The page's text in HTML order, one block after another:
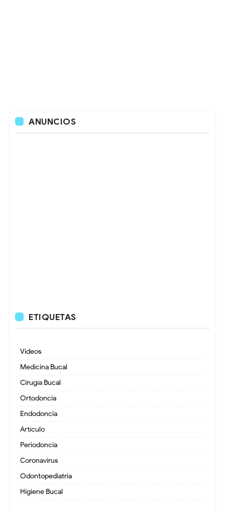
ANUNCIOS
ETIQUETAS
Videos
Medicina Bucal
Cirugía Bucal
Ortodoncia
Endodoncia
Artículo
Periodoncia
Coronavirus
Odontopediatria
Higiene Bucal